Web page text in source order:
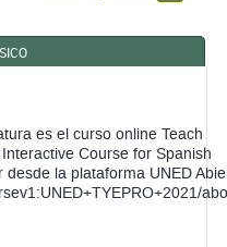
es el curso online Teach
Course for Spanish
la plataforma UNED